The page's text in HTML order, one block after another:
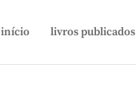
início livros publicados